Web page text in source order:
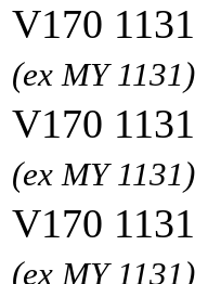
V170 1131
(ex MY 1131)
V170 1131
(ex MY 1131)
V170 1131
(ex MY 1131)